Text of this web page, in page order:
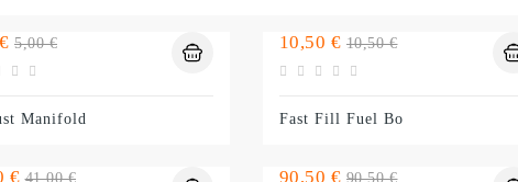
Preço
normal
5,00 €
Manifold
Preço
10,50 € Preço
normal
10,50 €
Fast Fill Fuel Bo
€ Preço
41,00 € Preço
90,50 € Preço
90,50 €